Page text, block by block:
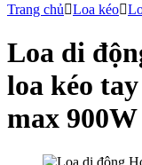
Trang chủ
Loa kéo
Loa di
loa kéo
max 900W